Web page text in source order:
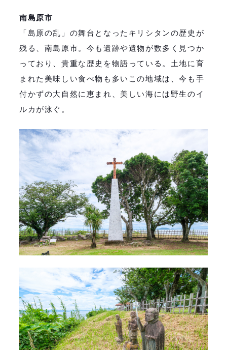
南島原市
「島原の乱」の舞台となったキリシタンの歴史が
残る、南島原市。今も遺跡や遺物が数多く見つか
っており、貴重な歴史を物語っている。土地に育
まれた美味しい食べ物も多いこの地域は、今も手
付かずの大自然に恵まれ、美しい海には野生のイ
ルカが泳ぐ。